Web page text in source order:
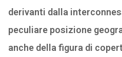
derivanti dalla
peculiare posizione
anche della figura di